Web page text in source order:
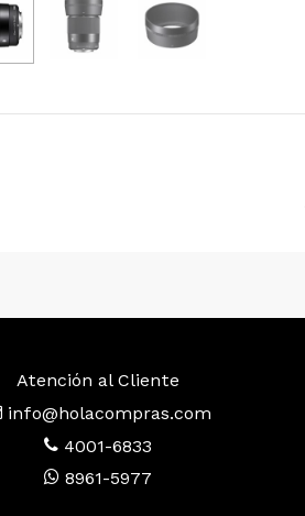
Atención al Cliente
info@holacompras.com
4001-6833
8961-5977